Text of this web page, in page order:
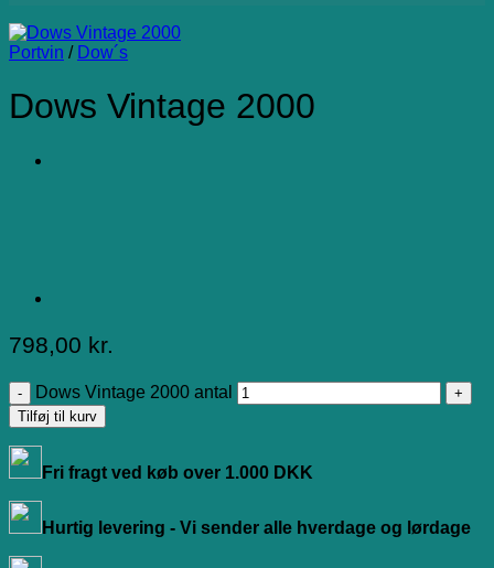
Portvin / Dow´s
Dows Vintage 2000
798,00 kr.
Dows Vintage 2000 antal
Tilføj til kurv
Fri fragt ved køb over 1.000 DKK
Hurtig levering - Vi sender alle hverdage og lørdage